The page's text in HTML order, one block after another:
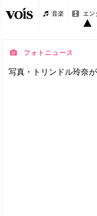
音楽 エン
フォトニュース
写真・トリンドル玲奈